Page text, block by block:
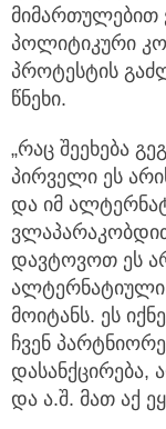
მიმართულებით
პოლიტიკური
პროტესტის
წნეხი.
„რაც შეეხება
პირველი ეს
და იმ
დავტოვოთ ეს
მოიტანს. ეს
ჩვენ
დასანქცირება,
და ა.შ. მათ აქ